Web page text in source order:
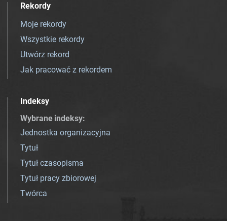
Rekordy
Moje rekordy
Wszystkie rekordy
Utwórz rekord
Jak pracować z rekordem
Indeksy
Wybrane indeksy:
Jednostka organizacyjna
Tytuł
Tytuł czasopisma
Tytuł pracy zbiorowej
Twórca